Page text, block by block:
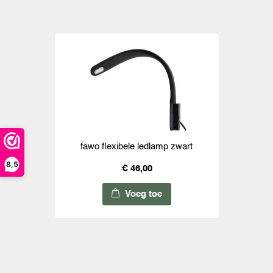
8,5
fawo flexibele ledlamp zwart
€ 46,00
Voeg toe